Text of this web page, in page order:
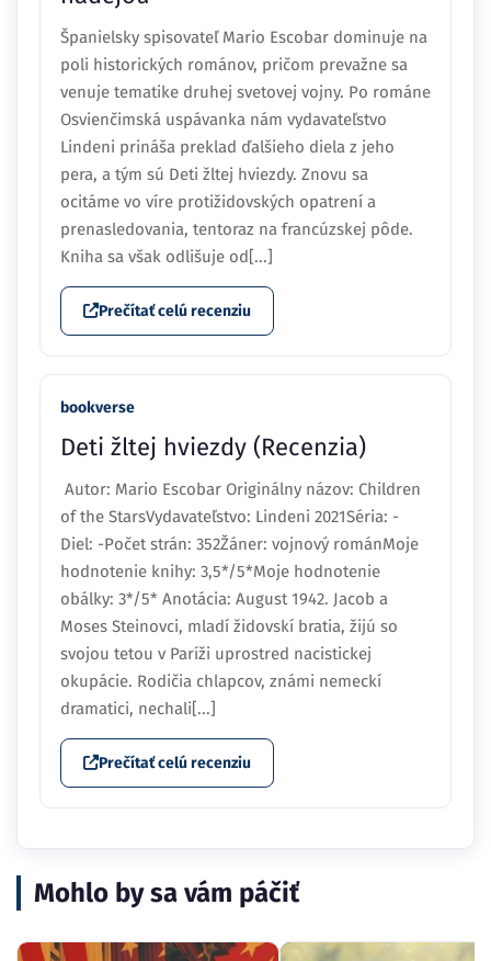
Španielsky spisovateľ Mario Escobar dominuje na
poli historických románov, pričom prevažne sa
venuje tematike druhej svetovej vojny. Po románe
Osvienčimská uspávanka nám vydavateľstvo
Lindeni prináša preklad ďalšieho diela z jeho
pera, a tým sú Deti žltej hviezdy. Znovu sa
ocitáme vo víre protižidovských opatrení a
prenasledovania, tentoraz na francúzskej pôde.
Kniha sa však odlišuje od[...]
Prečítať celú recenziu
bookverse
Deti žltej hviezdy (Recenzia)
Autor: Mario Escobar Originálny názov: Children
of the StarsVydavateľstvo: Lindeni 2021Séria: -
Diel: -Počet strán: 352Žáner: vojnový románMoje
hodnotenie knihy: 3,5*/5*Moje hodnotenie
obálky: 3*/5* Anotácia: August 1942. Jacob a
Moses Steinovci, mladí židovskí bratia, žijú so
svojou tetou v Paríži uprostred nacistickej
okupácie. Rodičia chlapcov, známi nemeckí
dramatici, nechali[...]
Prečítať celú recenziu
Mohlo by sa vám páčiť